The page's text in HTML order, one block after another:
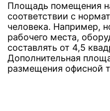
Площадь помещения
соответствии с
человека. Например,
рабочего места,
составлять от 4,5
Дополнительная
размещения офисной